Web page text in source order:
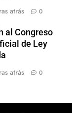
atrás 0
al Congreso
de Ley
atrás 0